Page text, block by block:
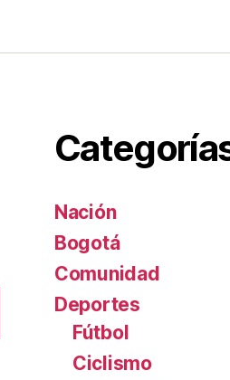
Nación
Bogotá
Comunidad
Deportes
Fútbol
Ciclismo